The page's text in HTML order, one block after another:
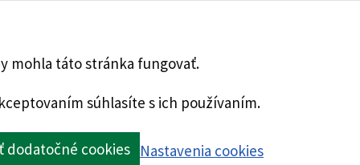
mohla táto stránka fungovať.
súhlasíte s ich používaním.
dodatočné cookies Nastavenia cookies